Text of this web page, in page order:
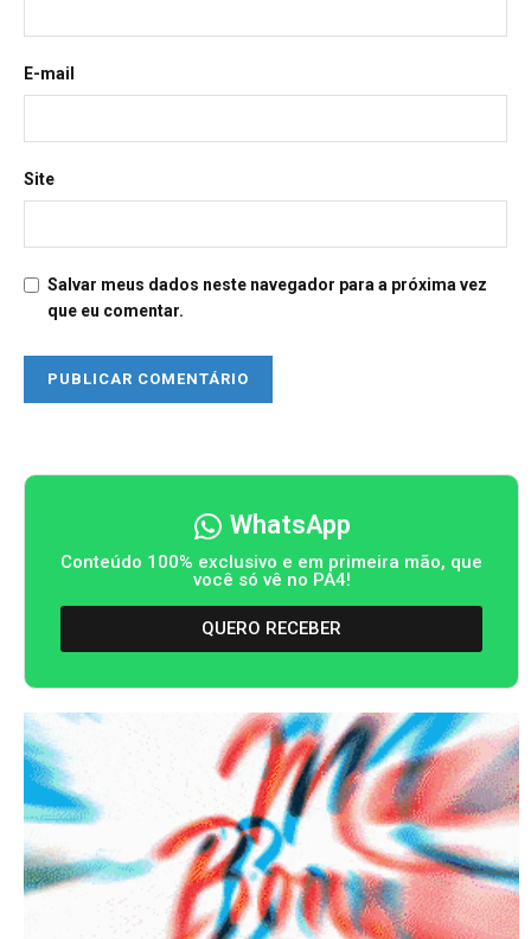
E-mail
Site
Salvar meus dados neste navegador para a próxima vez
que eu comentar.
WhatsApp
Conteúdo 100% exclusivo e em primeira mão, que
você só vê no PA4!
QUERO RECEBER